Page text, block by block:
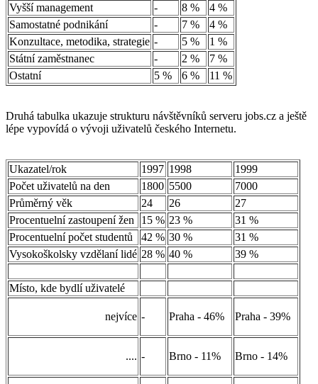
Vyšší management
- 8 %
4 %
Samostatné podnikání
- 7 %
4 %
Konzultace, metodika, strategie - 5 %
1 %
Státní zaměstnanec
- 2 %
7 %
Ostatní
5 % 6 % 11 %
Druhá tabulka ukazuje strukturu návštěvníků serveru jobs.cz a ještě
lépe vypovídá o vývoji uživatelů českého Internetu.
Ukazatel/rok 1997 1998
1999
Počet uživatelů na den
1800 5500
7000
Průměrný věk
24 26
27
Procentuelní zastoupení žen
15 % 23 %
31 %
Procentuelní počet studentů
42 % 30 %
31 %
Vysokoškolsky vzdělaní lidé 28 % 40 % 39 %
Místo, kde bydlí uživatelé
nejvíce - Praha - 46% Praha - 39%
.... - Brno - 11% Brno - 14%